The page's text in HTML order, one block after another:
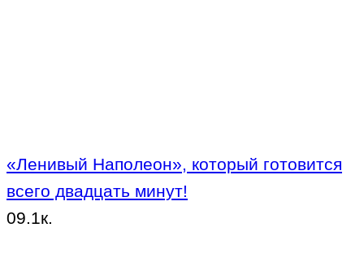
«Ленивый Наполеон», который готовится
всего двадцать минут!
09.1к.